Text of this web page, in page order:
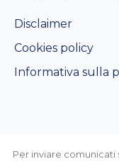
Disclaimer
Cookies policy
Informativa sulla
Per inviare